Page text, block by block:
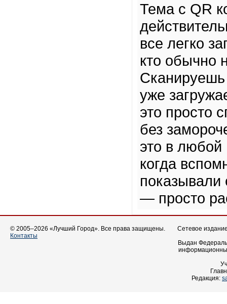
Тема с QR
все легко
кто обычно
Сканируешь
уже
это просто
без
это в
когда
— просто
© 2005–2026 «Лучший Город». Все права защищены.
Контакты
Сетевое
Выдан
Редакция: